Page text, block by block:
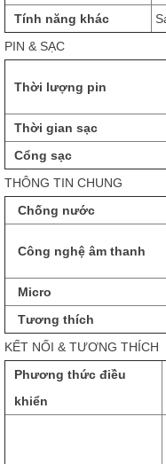
Tính năng khác
PIN & SẠC
Thời lượng pin
Thời gian sạc
Cổng sạc
THÔNG TIN CHUNG
Chống nước
Công nghệ âm thanh
Micro
Tương thích
KẾT NỐI & TƯƠNG THÍCH
Phương thức điều
khiển